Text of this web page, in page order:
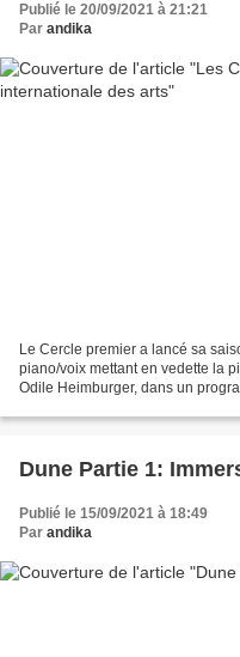
Publié le 20/09/2021 à 21:21
Par andika
Le Cercle premier a lancé sa
piano/voix mettant en vedette la
Odile Heimburger, dans un
Dune Partie 1:
Publié le 15/09/2021 à 18:49
Par andika